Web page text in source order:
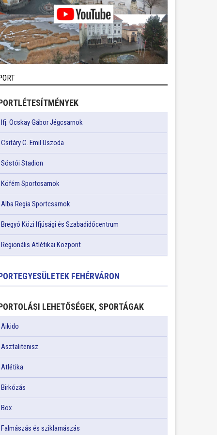
Ifj. Ocskay Gábor Jégcsarnok
Csitáry G. Emil Uszoda
Sóstói Stadion
Köfém Sportcsarnok
Alba Regia Sportcsarnok
Bregyó Közi Ifjúsági és Szabadidőcentrum
Regionális Atlétikai Központ
FEHÉRVÁRON
LEHETŐSÉGEK, SPORTÁGAK
Aikido
Asztalitenisz
Atlétika
Birkózás
Box
Falmászás és sziklamászás